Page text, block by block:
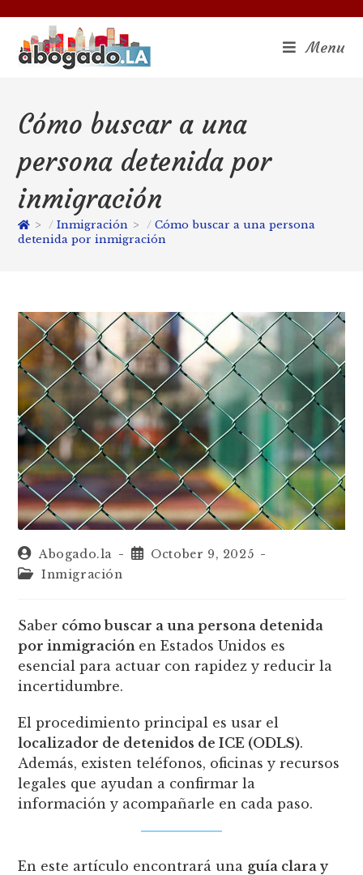
Menu
Cómo buscar a una
persona detenida por
inmigración
> Inmigración >
Cómo buscar a una persona
detenida por inmigración
Abogado.la
October 9, 2025
Inmigración
Saber cómo buscar a una persona detenida
por inmigración en Estados Unidos es
esencial para actuar con rapidez y reducir la
incertidumbre.
El procedimiento principal es usar el
localizador de detenidos de ICE (ODLS).
Además, existen teléfonos, oficinas y recursos
legales que ayudan a confirmar la
información y acompañarle en cada paso.
En este artículo encontrará una guía clara y